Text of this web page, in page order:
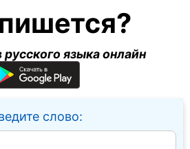
языка онлайн
слово: